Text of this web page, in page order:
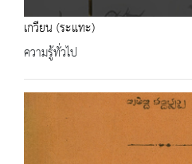
เกวียน (ระแทะ)
ความรู้ทั่วไป